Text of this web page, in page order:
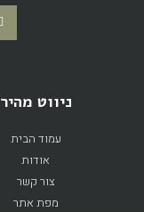
ניווט מהיר
עמוד הבית
אודות
צור קשר
מפת אתר